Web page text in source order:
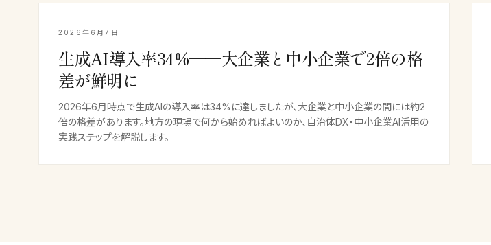
2026年6月7日
生成AI導入率34%──大企業と中小企業で2倍の格
差が鮮明に
2026年6月時点で生成AIの導入率は34%に達しましたが、大企業と中小企業の間には約2
倍の格差があります。地方の現場で何から始めればよいのか、自治体DX・中小企業AI活用の
実践ステップを解説します。